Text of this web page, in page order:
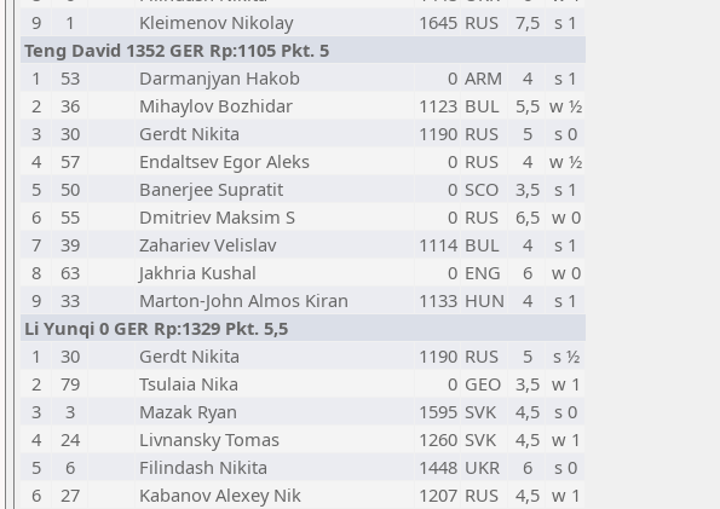
9
1 Kleimenov Nikolay 1645 RUS 7,5
s 1
Teng David 1352 GER Rp:1105 Pkt. 5
1
53 Darmanjyan Hakob 0 ARM 4
s 1
2
36 Mihaylov Bozhidar 1123 BUL 5,5 w ½
3
30 Gerdt Nikita 1190 RUS 5
s 0
4
57 Endaltsev Egor Aleks 0 RUS 4
w ½
5
50 Banerjee Supratit 0 SCO 3,5
s 1
6
55 Dmitriev Maksim S 0 RUS 6,5 w 0
7
39 Zahariev Velislav 1114 BUL 4
s 1
8
63 Jakhria Kushal 0 ENG 6
w 0
9
33 Marton-John Almos Kiran 1133 HUN 4
s 1
Li Yunqi 0 GER Rp:1329 Pkt. 5,5
1
30 Gerdt Nikita 1190 RUS 5
s ½
2
79 Tsulaia Nika 0 GEO 3,5 w 1
3
3 Mazak Ryan 1595 SVK 4,5
s 0
4
24 Livnansky Tomas 1260 SVK 4,5 w 1
5
6 Filindash Nikita 1448 UKR 6
s 0
6
27 Kabanov Alexey Nik 1207 RUS 4,5 w 1